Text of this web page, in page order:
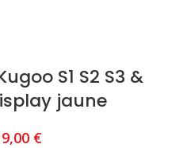
S1 S2 S3 &
jaune
€